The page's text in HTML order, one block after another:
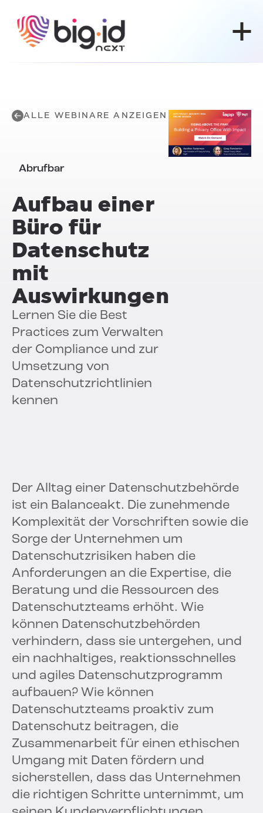
ALLE WEBINARE ANZEIGEN
Abrufbar
Aufbau einer
Büro für
Datenschutz
mit
Auswirkungen
Lernen Sie die Best
Practices zum Verwalten
der Compliance und zur
Umsetzung von
Datenschutzrichtlinien
kennen
Der Alltag einer Datenschutzbehörde
ist ein Balanceakt. Die zunehmende
Komplexität der Vorschriften sowie die
Sorge der Unternehmen um
Datenschutzrisiken haben die
Anforderungen an die Expertise, die
Beratung und die Ressourcen des
Datenschutzteams erhöht. Wie
können Datenschutzbehörden
verhindern, dass sie untergehen, und
ein nachhaltiges, reaktionsschnelles
und agiles Datenschutzprogramm
aufbauen? Wie können
Datenschutzteams proaktiv zum
Datenschutz beitragen, die
Zusammenarbeit für einen ethischen
Umgang mit Daten fördern und
sicherstellen, dass das Unternehmen
die richtigen Schritte unternimmt, um